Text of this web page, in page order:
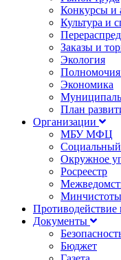
Конкурсы и
Культура и
Заказы и
Экология
Экономика
План
Организации
МБУ МФЦ
Окружное
Росреестр
Минчистоты
Противодействие
Документы
Бюджет